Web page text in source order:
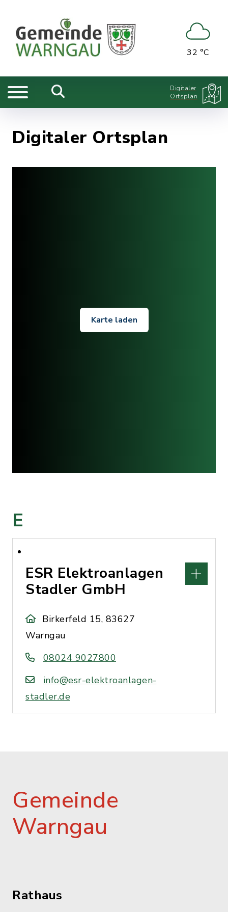
32 °C
Digitaler
Ortsplan
Digitaler Ortsplan
Karte laden
E
ESR Elektroanlagen
Stadler GmbH
Birkerfeld 15, 83627
Warngau
08024 9027800
info@esr-elektroanlagen-
stadler.de
Gemeinde
Warngau
Rathaus